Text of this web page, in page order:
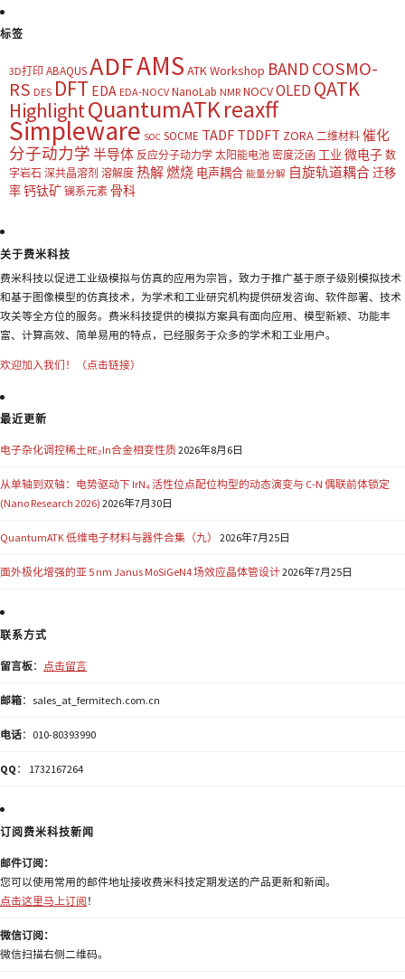
标签
3D打印 ABAQUSADFAMS ATK Workshop BAND COSMO-
RS DES DFT EDA EDA-NOCV NanoLab NMR NOCVOLED QATK
HighlightQuantumATKreaxff
Simpleware SOC SOCME TADF TDDFT ZORA 二维材料 催化
分子动力学 半导体 反应分子动力学 太阳能电池 密度泛函 工业 微电子 数
字岩石 深共晶溶剂 溶解度 热解燃烧 电声耦合 能量分解 自旋轨道耦合迁移
率钙钛矿 镧系元素 骨科
关于费米科技
费米科技以促进工业级模拟与仿真的应用为宗旨，致力于推广基于原子级别模拟技术
和基于图像模型的仿真技术，为学术和工业研究机构提供研发咨询、软件部署、技术
攻关等全方位的服务。费米科技提供的模拟方案具有面向应用、模型新颖、功能丰
富、计算高效、简单易用的特点，已经服务于众多的学术和工业用户。
欢迎加入我们！（点击链接）
最近更新
电子杂化调控稀土RE₂In合金相变性质2026年8月6日
从单轴到双轴：电势驱动下 IrN₄ 活性位点配位构型的动态演变与 C-N 偶联前体锁定
(Nano Research 2026) 2026年7月30日
QuantumATK 低维电子材料与器件合集（九） 2026年7月25日
面外极化增强的亚 5 nm Janus MoSiGeN4 场效应晶体管设计2026年7月25日
联系方式
留言板： 点击留言
邮箱：sales_at_fermitech.com.cn
电话：010-80393990
QQ ： 1732167264
订阅费米科技新闻
邮件订阅：
您可以使用常用的邮件地址接收费米科技定期发送的产品更新和新闻。
点击这里马上订阅 ！
微信订阅：
微信扫描右侧二维码。